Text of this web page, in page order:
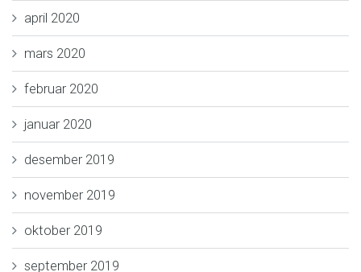
april 2020
mars 2020
februar 2020
januar 2020
desember 2019
november 2019
oktober 2019
september 2019